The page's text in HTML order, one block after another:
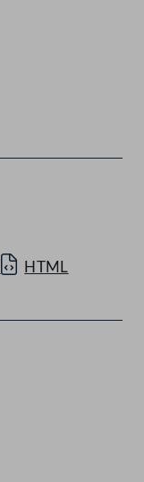
HTML